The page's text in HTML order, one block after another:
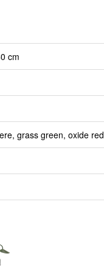
cm
grass green, oxide red